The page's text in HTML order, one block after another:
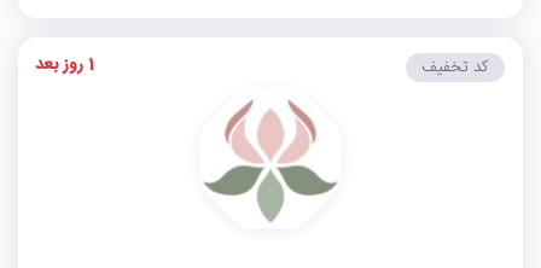
کد تخفیف 1 روز بعد